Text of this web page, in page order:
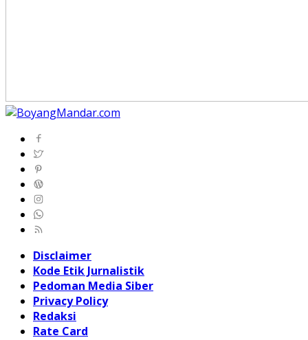
Disclaimer
Kode Etik Jurnalistik
Pedoman Media Siber
Privacy Policy
Redaksi
Rate Card